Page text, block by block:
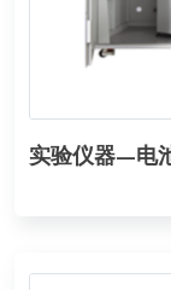
实验仪器—电